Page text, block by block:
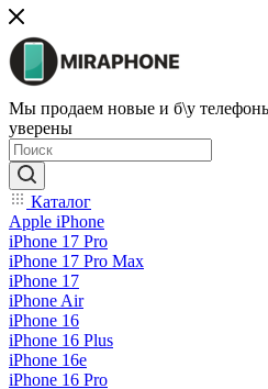
Мы продаем новые и б\у
уверены
Каталог
Apple iPhone
iPhone 17 Pro
iPhone 17 Pro Max
iPhone 17
iPhone Air
iPhone 16
iPhone 16 Plus
iPhone 16e
iPhone 16 Pro